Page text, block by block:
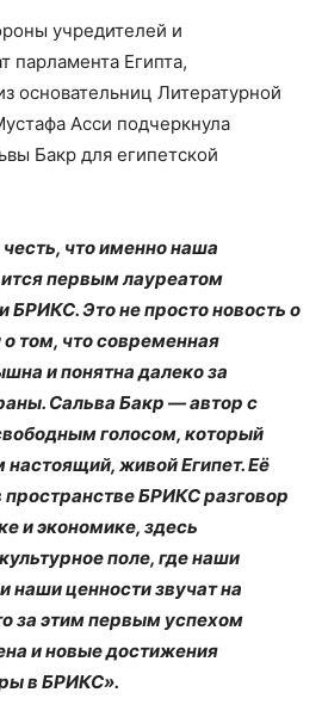
учредителей и
парламента Египта,
основательниц Литературной
Асси подчеркнула
Бакр для египетской
что именно наша
первым лауреатом
БРИКС. Это не просто новость о
том, что современная
и понятна далеко за
Сальва Бакр — автор с
голосом, который
живой Египет. Её
пространстве БРИКС разговор
и экономике, здесь
поле, где наши
наши ценности звучат на
за этим первым успехом
и новые достижения
в БРИКС».